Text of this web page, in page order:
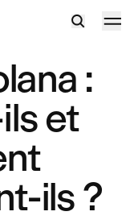
:
et
ils ?